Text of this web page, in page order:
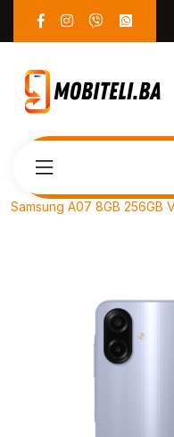
Samsung A07 8GB 256GB